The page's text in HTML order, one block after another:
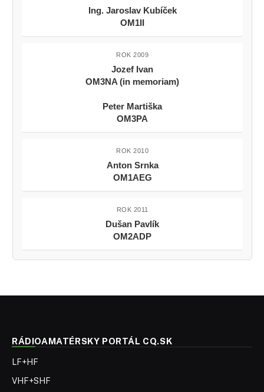
Ing. Jaroslav Kubíček
OM1II
ROK 2009
Jozef Ivan
OM3NA (in memoriam)
Peter Martiška
OM3PA
ROK 2010
Anton Srnka
OM1AEG
ROK 2011
Dušan Pavlík
OM2ADP
RÁDIOAMATÉRSKY PORTÁL CQ.SK
LF+HF
VHF+SHF